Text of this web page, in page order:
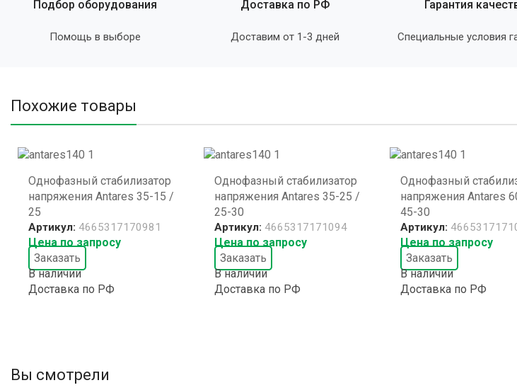
Подбор оборудования
Помощь в выборе
Доставка по РФ
Доставим от 1-3 дней
Гарантия
Специальные условия
Похожие товары
Однофазный стабилизатор
напряжения Antares 35-15 /
25
Артикул: 4665317170981
Цена по запросу
Заказать
В наличии
Доставка по РФ
Однофазный стабилизатор
напряжения Antares 35-25 /
25-30
Артикул: 4665317171094
Цена по запросу
Заказать
В наличии
Доставка по РФ
Однофазный
напряжения Antares
45-30
Артикул:
Цена по запросу
Заказать
В наличии
Доставка по РФ
Вы смотрели